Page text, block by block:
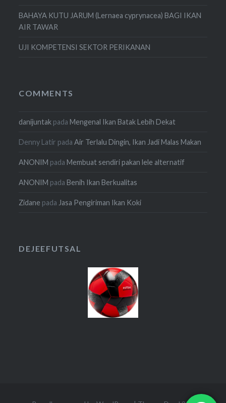
BAHAYA KUTU JARUM (Lernaea cyprynacea) BAGI IKAN
AIR TAWAR
UJI KOMPETENSI SEKTOR PERIKANAN
COMMENTS
danijuntak padaMengenal Ikan Batak Lebih Dekat
Denny Latir padaAir Terlalu Dingin, Ikan Jadi Malas Makan
ANONIM padaMembuat sendiri pakan lele alternatif
ANONIM padaBenih Ikan Berkualitas
Zidane padaJasa Pengiriman Ikan Koki
DEJEEFUTSAL